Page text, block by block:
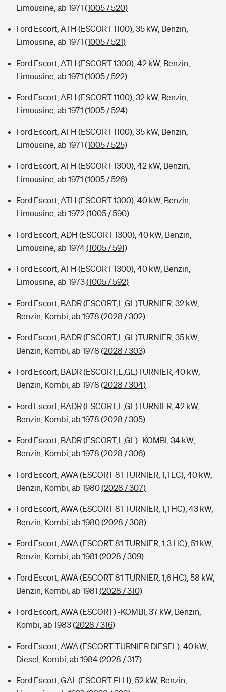
Limousine, ab 1971 (1005 / 520)
Ford Escort, ATH (ESCORT 1100), 35 kW, Benzin,
Limousine, ab 1971 (1005 / 521)
Ford Escort, ATH (ESCORT 1300), 42 kW, Benzin,
Limousine, ab 1971 (1005 / 522)
Ford Escort, AFH (ESCORT 1100), 32 kW, Benzin,
Limousine, ab 1971 (1005 / 524)
Ford Escort, AFH (ESCORT 1100), 35 kW, Benzin,
Limousine, ab 1971 (1005 / 525)
Ford Escort, AFH (ESCORT 1300), 42 kW, Benzin,
Limousine, ab 1971 (1005 / 526)
Ford Escort, ATH (ESCORT 1300), 40 kW, Benzin,
Limousine, ab 1972(1005 / 590)
Ford Escort, ADH (ESCORT 1300), 40 kW, Benzin,
Limousine, ab 1974(1005 / 591)
Ford Escort, AFH (ESCORT 1300), 40 kW, Benzin,
Limousine, ab 1973(1005 / 592)
Ford Escort, BADR (ESCORT,L,GL)TURNIER, 32 kW,
Benzin, Kombi, ab 1978 (2028 / 302)
Ford Escort, BADR (ESCORT,L,GL)TURNIER, 35 kW,
Benzin, Kombi, ab 1978 (2028 / 303)
Ford Escort, BADR (ESCORT,L,GL)TURNIER, 40 kW,
Benzin, Kombi, ab 1978 (2028 / 304)
Ford Escort, BADR (ESCORT,L,GL)TURNIER, 42 kW,
Benzin, Kombi, ab 1978 (2028 / 305)
Ford Escort, BADR (ESCORT,L,GL) -KOMBI, 34 kW,
Benzin, Kombi, ab 1978 (2028 / 306)
Ford Escort, AWA (ESCORT 81 TURNIER, 1,1 LC), 40 kW,
Benzin, Kombi, ab 1980(2028 / 307)
Ford Escort, AWA (ESCORT 81 TURNIER, 1,1 HC), 43 kW,
Benzin, Kombi, ab 1980(2028 / 308)
Ford Escort, AWA (ESCORT 81 TURNIER, 1,3 HC), 51 kW,
Benzin, Kombi, ab 1981 (2028 / 309)
Ford Escort, AWA (ESCORT 81 TURNIER, 1,6 HC), 58 kW,
Benzin, Kombi, ab 1981 (2028 / 310)
Ford Escort, AWA (ESCORT) -KOMBI, 37 kW, Benzin,
Kombi, ab 1983(2028 / 316)
Ford Escort, AWA (ESCORT TURNIER DIESEL), 40 kW,
Diesel, Kombi, ab 1984(2028 / 317)
Ford Escort, GAL (ESCORT FLH), 52 kW, Benzin,